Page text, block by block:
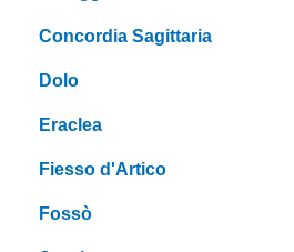
Concordia Sagittaria
Dolo
Eraclea
Fiesso d'Artico
Fossò